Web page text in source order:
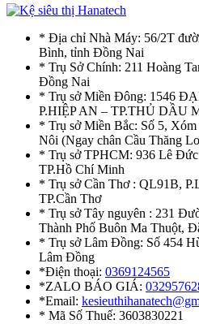
* Địa chỉ Nhà Máy: 56/2T
Bình, tỉnh Đồng Nai
* Trụ Sở Chính: 211 Hoàng
Đồng Nai
* Trụ sở Miền Đông: 1546
P.HIỆP AN – TP.THỦ DẦU
* Trụ sở Miền Bắc: Số 5,
Nôi (Ngay chân Cầu Thăng
* Trụ sở TPHCM: 936 Lê
TP.Hồ Chí Minh
* Trụ sở Cần Thơ : QL91B,
TP.Cần Thơ
* Trụ sở Tây nguyên : 231
Thành Phố Buôn Ma Thuột,
* Trụ sở Lâm Đồng: Số 454
Lâm Đồng
*Điện thoại: 0369124565
*ZALO BÁO GIÁ:
*Email:
* Mã Số Thuế: 3603830221